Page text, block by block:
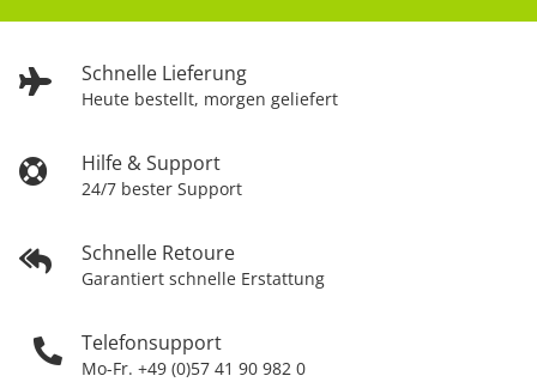
Schnelle Lieferung
Heute bestellt, morgen geliefert
Hilfe & Support
24/7 bester Support
Schnelle Retoure
Garantiert schnelle Erstattung
Telefonsupport
Mo-Fr. +49 (0)57 41 90 982 0